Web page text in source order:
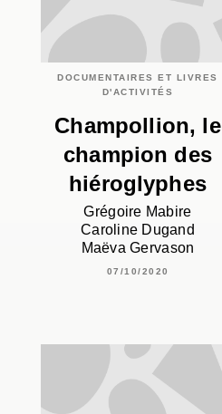
DOCUMENTAIRES ET LIVRES
D'ACTIVITÉS
Champollion, le
champion des
hiéroglyphes
Grégoire Mabire
Caroline Dugand
Maëva Gervason
07/10/2020